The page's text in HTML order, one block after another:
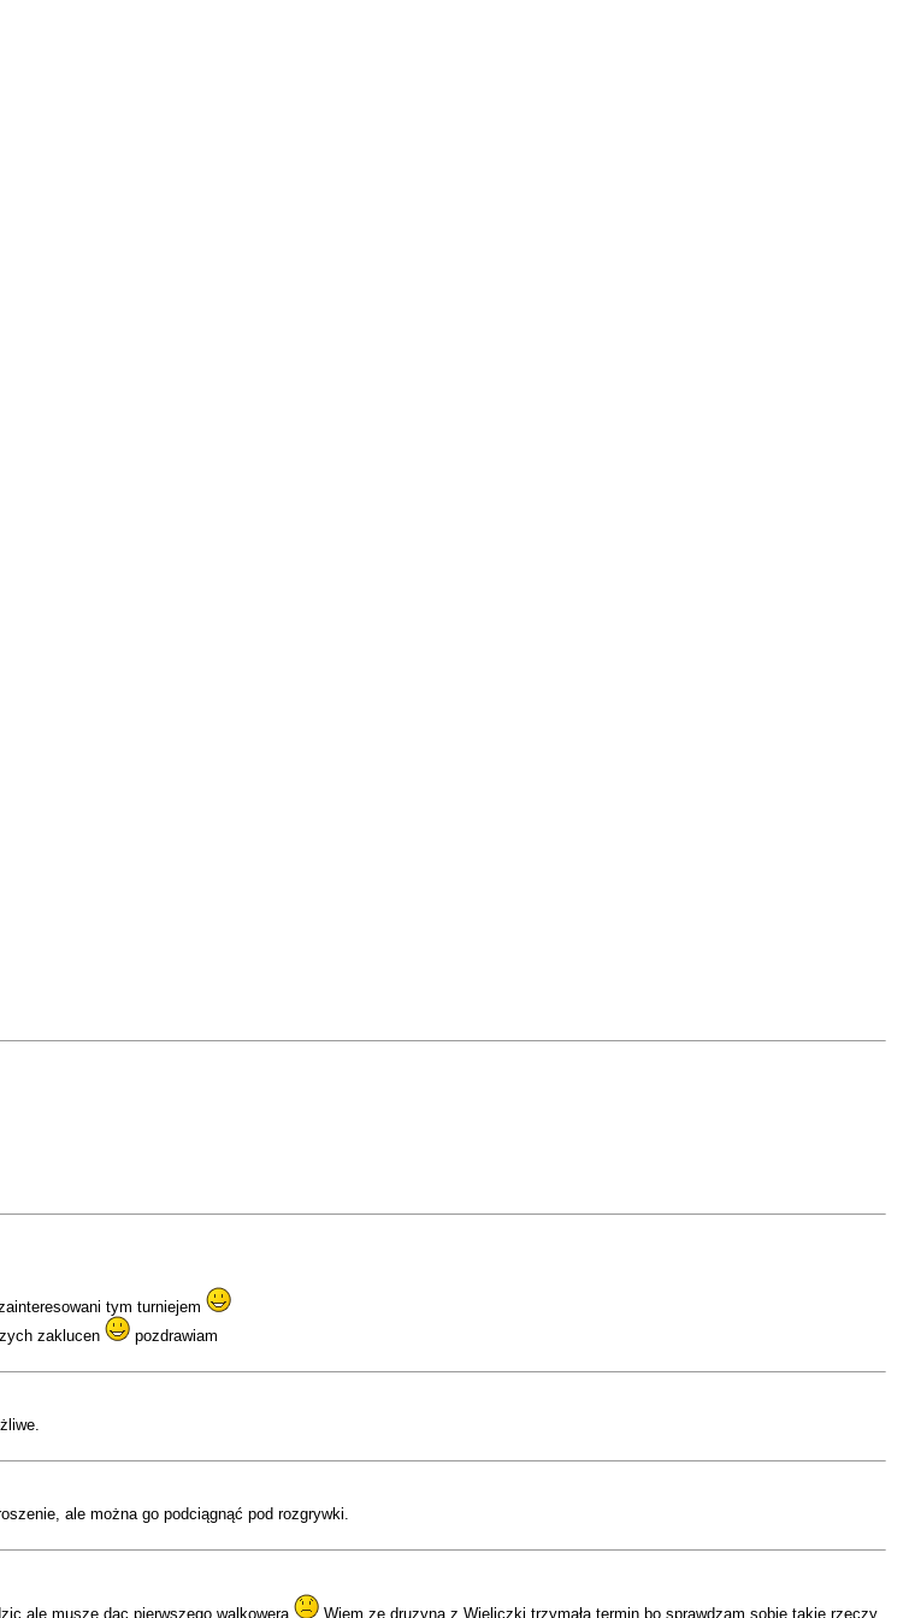
tym turniejem
zaklucen
pozdrawiam
ale można go podciągnąć pod rozgrywki.
ale musze dac pierwszego walkowera Wiem ze druzyna z Wieliczki trzymała termin bo sprawdzam sobie takie rzeczy